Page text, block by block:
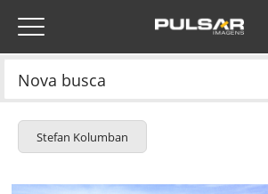
Stefan Kolumban